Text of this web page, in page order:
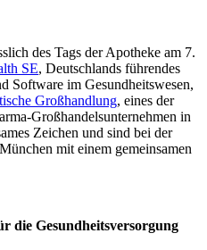
des Tags der Apotheke am 7.
SE, Deutschlands führendes
Software im Gesundheitswesen,
Großhandlung, eines der
Großhandelsunternehmen in
Zeichen und sind bei der
mit einem gemeinsamen
die Gesundheitsversorgung